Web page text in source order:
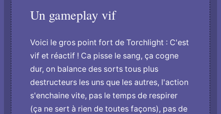
Un gameplay vif
Voici le gros point fort de Torchlight : C'est
vif et réactif ! Ca pisse le sang, ça cogne
dur, on balance des sorts tous plus
destructeurs les uns que les autres, l'action
s'enchaine vite, pas le temps de respirer
(ça ne sert à rien de toutes façons), pas de